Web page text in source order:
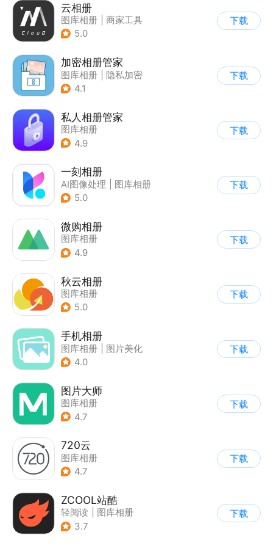
云相册
图库相册
商家工具
5.0
下载
加密相册管家
图库相册
隐私加密
4.1
下载
私人相册管家
图库相册
4.9
下载
一刻相册
AI图像处理
图库相册
5.0
下载
微购相册
图库相册
4.9
下载
秋云相册
图库相册
5.0
下载
手机相册
图库相册
图片美化
4.0
下载
图片大师
图库相册
4.7
下载
720云
图库相册
4.7
下载
ZCOOL站酷
轻阅读
图库相册
3.7
下载